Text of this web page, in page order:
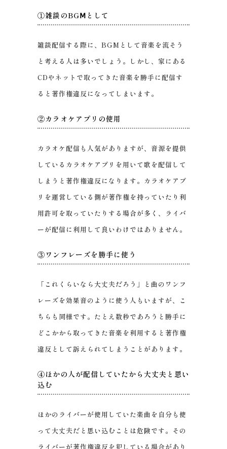
①雑談のBGⅯとして
雑談配信する際に、BGMとして音楽を流そう
と考える人は多いでしょう。しかし、家にある
CDやネットで取ってきた音楽を勝手に配信す
ると著作権違反になってしまいます。
②カラオケアプリの使用
カラオケ配信も人気がありますが、音源を提供
しているカラオケアプリを用いて歌を配信して
しまうと著作権違反になります。カラオケアプ
リを運営している側が著作権を持っていたり利
用許可を取っていたりする場合が多く、ライバ
ーが配信に利用して良いわけではありません。
③ワンフレーズを勝手に使う
「これくらいなら大丈夫だろう」と曲のワンフ
レーズを効果音のように使う人もいますが、こ
ちらも同様です。たとえ数秒であろうと勝手に
どこかから取ってきた音楽を利用すると著作権
違反として訴えられてしまうことがあります。
④ほかの人が配信していたから大丈夫と思い
込む
ほかのライバーが使用していた楽曲を自分も使
って大丈夫だと思い込むことは危険です。その
ライバーが著作権違反を犯している場合があり